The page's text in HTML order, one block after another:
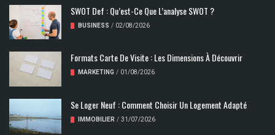
SWOT Def : Qu’est-Ce Que L’analyse SWOT ?
BUSINESS / 02/08/2026
Formats Carte De Visite : Les Dimensions À Découvrir
MARKETING / 01/08/2026
Se Loger Neuf : Comment Choisir Un Logement Adapté
IMMOBILIER / 31/07/2026